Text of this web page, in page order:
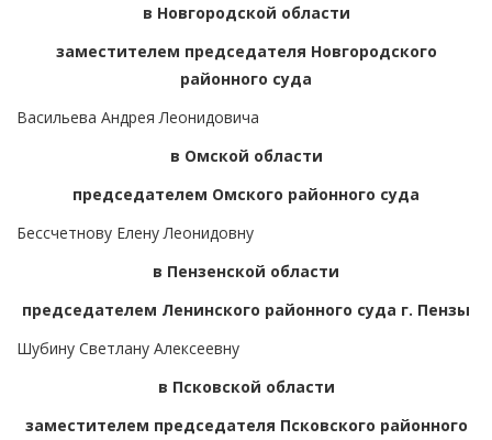
в Новгородской области
заместителем председателя Новгородского
районного суда
Васильева Андрея Леонидовича
в Омской области
председателем Омского районного суда
Бессчетнову Елену Леонидовну
в Пензенской области
председателем Ленинского районного суда г. Пензы
Шубину Светлану Алексеевну
в Псковской области
заместителем председателя Псковского районного